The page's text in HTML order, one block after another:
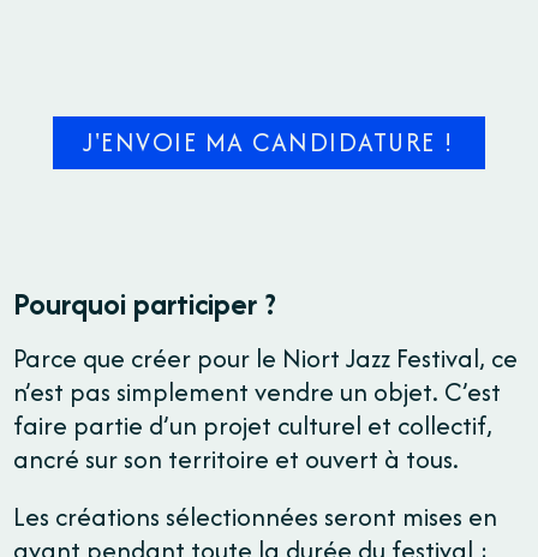
J'ENVOIE MA CANDIDATURE !
Pourquoi participer ?
Parce que créer pour le Niort Jazz Festival, ce
n’est pas simplement vendre un objet. C’est
faire partie d’un projet culturel et collectif,
ancré sur son territoire et ouvert à tous.
Les créations sélectionnées seront mises en